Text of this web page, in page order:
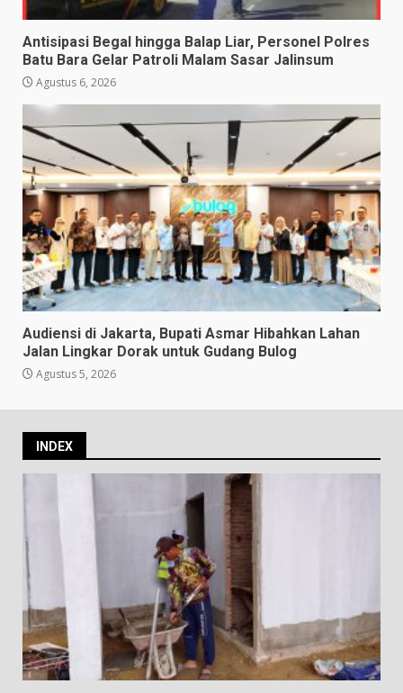
Antisipasi Begal hingga Balap Liar, Personel Polres
Batu Bara Gelar Patroli Malam Sasar Jalinsum
Agustus 6, 2026
Audiensi di Jakarta, Bupati Asmar Hibahkan Lahan
Jalan Lingkar Dorak untuk Gudang Bulog
Agustus 5, 2026
INDEX